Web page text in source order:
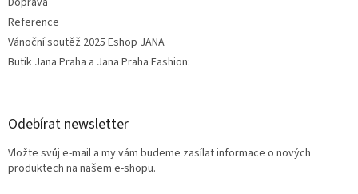
Reference
Vánoční soutěž 2025 Eshop JANA
Butik Jana Praha a Jana Praha Fashion:
Odebírat newsletter
Vložte svůj e-mail a my vám budeme zasílat informace o nových
produktech na našem e-shopu.